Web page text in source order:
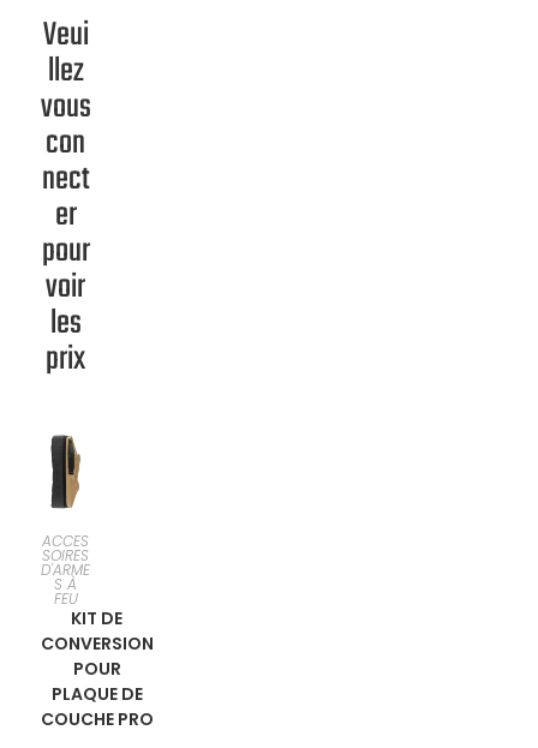
Veui
llez
vous
con
nect
er
pour
voir
les
prix
SÉLECTI
ONNER
UNE
OPTION
ACCES
SOIRES
D'ARME
S À
FEU
KIT DE
CONVERSION
POUR
PLAQUE DE
COUCHE PRO